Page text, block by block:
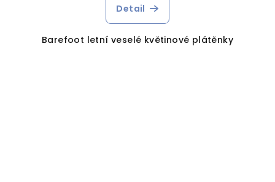
Detail
Barefoot letní veselé květinové plátěnky